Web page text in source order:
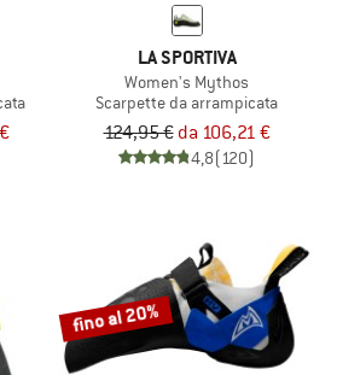
LA SPORTIVA
Women's Mythos
Scarpette da arrampicata
124,95 € da 106,21 €
4,8(120)
fino al 20%